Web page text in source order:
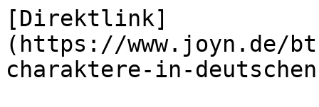
[Direktlink]
(https://www.joyn.de/
charaktere-in-